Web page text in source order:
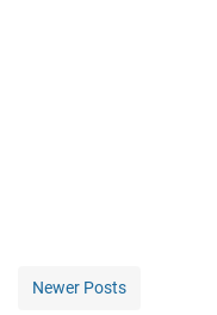
Newer Posts